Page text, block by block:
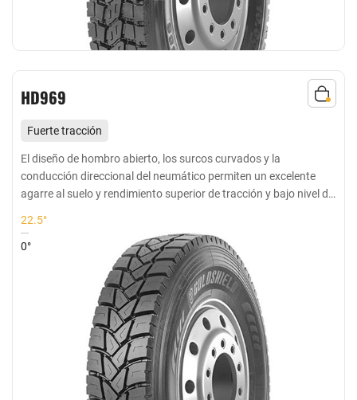
HD969
Fuerte tracción
resistente al desgarro, baja generación de calor
Adecuado para carreteras pavimentadas en general y
carreteras mixtas de corta y media distancia
El diseño de hombro abierto, los surcos curvados y la
conducción direccional del neumático permiten un excelente
agarre al suelo y rendimiento superior de tracción y bajo nivel de
22.5°
0°